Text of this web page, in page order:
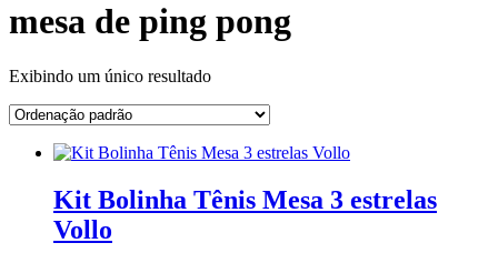
mesa de ping pong
Exibindo um único resultado
Kit Bolinha Tênis Mesa 3 estrelas
Vollo